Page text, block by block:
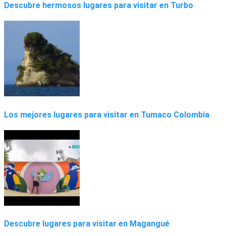
Descubre hermosos lugares para visitar en Turbo
Los mejores lugares para visitar en Tumaco Colombia
Descubre lugares para visitar en Magangué